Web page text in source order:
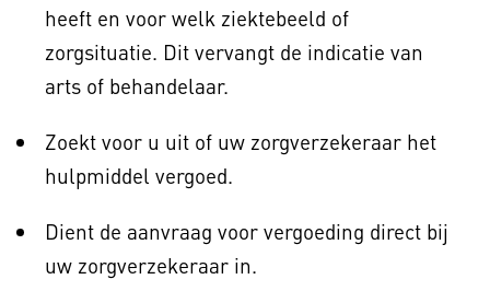
heeft en voor welk ziektebeeld of
zorgsituatie. Dit vervangt de indicatie van
arts of behandelaar.
Zoekt voor u uit of uw zorgverzekeraar het
hulpmiddel vergoed.
Dient de aanvraag voor vergoeding direct bij
uw zorgverzekeraar in.